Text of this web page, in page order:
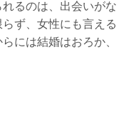
るのは、出会いがな
ず、女性にも言える
には結婚はおろか、